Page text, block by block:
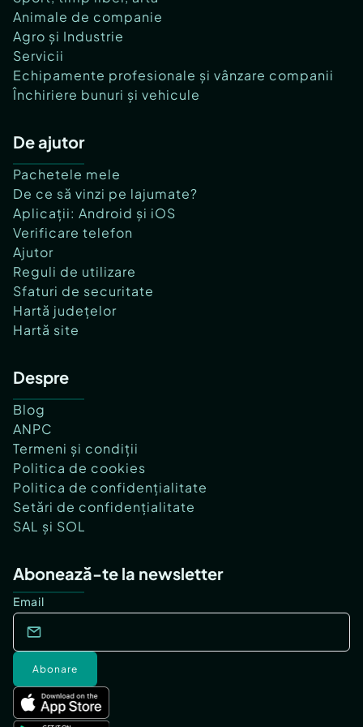
Animale de companie
Agro și Industrie
Servicii
Echipamente profesionale și vânzare companii
Închiriere bunuri și vehicule
De ajutor
Pachetele mele
De ce să vinzi pe lajumate?
Aplicații: Android și iOS
Verificare telefon
Ajutor
Reguli de utilizare
Sfaturi de securitate
Hartă județelor
Hartă site
Despre
Blog
ANPC
Termeni și condiții
Politica de cookies
Politica de confidențialitate
Setări de confidențialitate
SAL și SOL
Abonează-te la newsletter
Email
Abonare